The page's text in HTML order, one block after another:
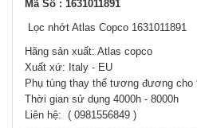
Mã Số : 1631011891
Lọc nhớt Atlas Copco 1631011891
Hãng sản xuất: Atlas copco
Xuất xứ: Italy - EU
Phụ tùng thay thế tương đương
Thời gian sử dụng 4000h - 8000h
Liên hệ: ( 0981556849 )